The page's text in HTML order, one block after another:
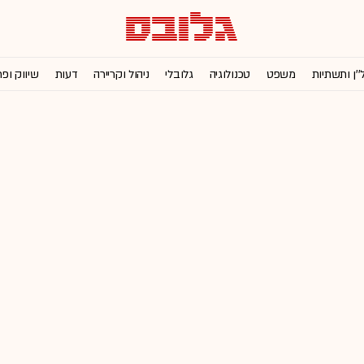
ותשתיות משפט טכנולוגיה גלובלי ניהול וקריירה דעות שיווק